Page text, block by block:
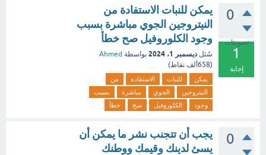
0
تصويتات
1
إجابة
يمكن للنبات الاستفادة من
النيتروجين الجوي مباشرة بسبب
وجود الكلوروفيل صح خطأ
سُئل ديسمبر 1، 2024 بواسطة Ahmed
(658ألف نقاط)
يمكن للنبات الاستفادة
من
النيتروجين
الجوي مباشرة
بسبب
وجود
الكلوروفيل صح خطأ
0
يجب أن تتجنب نشر ما يمكن أن
يسئ لدينك وقيمك ووطنك